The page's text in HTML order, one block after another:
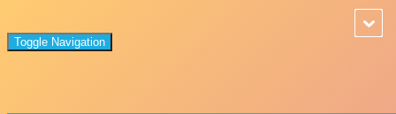
Toggle Navigation